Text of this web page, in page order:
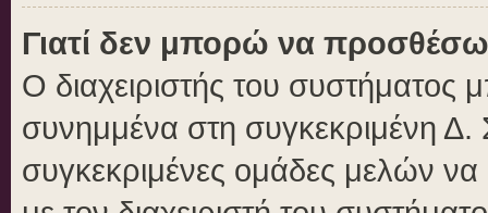
Γιατί δεν μπορώ να
Ο διαχειριστής του συστήματος
συνημμένα στη συγκεκριμένη
συγκεκριμένες ομάδες μελών